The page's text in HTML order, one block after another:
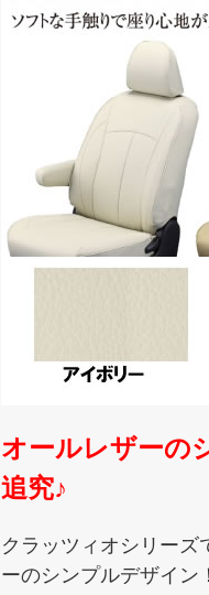
オールレザーの
追究♪
クラッツィオシリーズ
ーのシンプルデザイン